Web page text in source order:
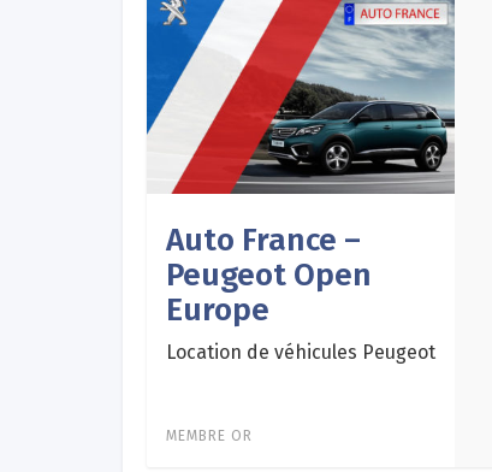
Auto France –
Peugeot Open
Europe
Location de véhicules Peugeot
MEMBRE OR